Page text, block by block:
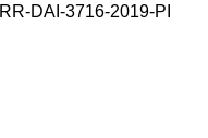
RR-DAI-3716-2019-PI